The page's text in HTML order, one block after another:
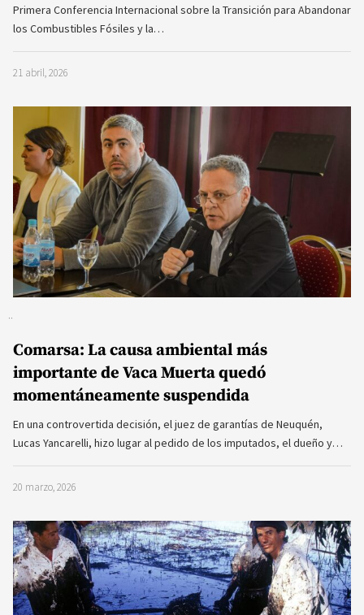
Primera Conferencia Internacional sobre la Transición para Abandonar
los Combustibles Fósiles y la…
21 abril, 2026
Comarsa: La causa ambiental más
importante de Vaca Muerta quedó
momentáneamente suspendida
En una controvertida decisión, el juez de garantías de Neuquén,
Lucas Yancarelli, hizo lugar al pedido de los imputados, el dueño y…
20 marzo, 2026